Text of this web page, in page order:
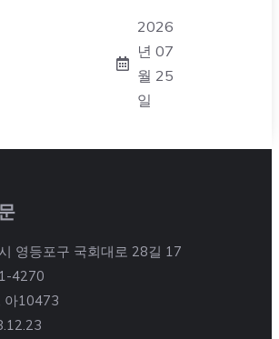
2026
년 07
월 25
일
영등포구 국회대로 28길 17
4270
아10473